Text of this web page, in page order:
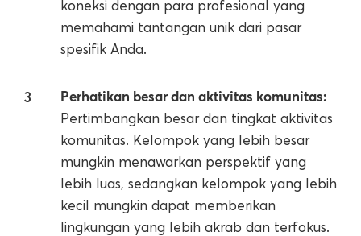
koneksi dengan para profesional yang
memahami tantangan unik dari pasar
spesifik Anda.
Perhatikan besar dan aktivitas komunitas:
Pertimbangkan besar dan tingkat aktivitas
komunitas. Kelompok yang lebih besar
mungkin menawarkan perspektif yang
lebih luas, sedangkan kelompok yang lebih
kecil mungkin dapat memberikan
lingkungan yang lebih akrab dan terfokus.